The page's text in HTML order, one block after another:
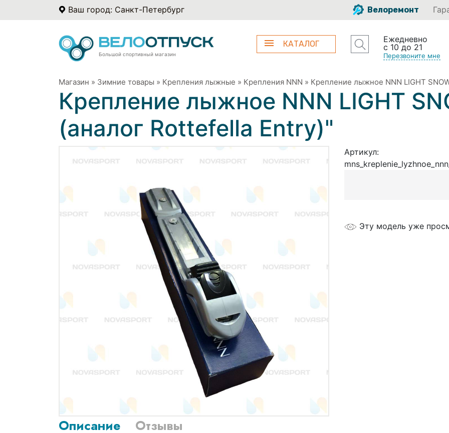
Ваш город: Санкт-Петербург Велоремонт
Большой спортивный магазин
КАТАЛОГ
Ежедневно
с 10 до 21
Перезвоните мне
Магазин » Зимние товары » Крепления лыжные » Крепления NNN » Крепление лыжное NNN LIGHT
Крепление лыжное NNN LIGHT
(аналог Rottefella Entry)"
Артикул:
Эту модель уже
Описание Отзывы